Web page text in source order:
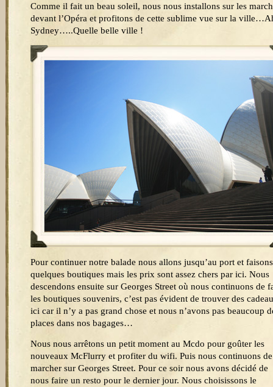
Comme il fait un beau soleil, nous nous installons sur les
devant l’Opéra et profitons de cette sublime vue sur la
Sydney…..Quelle belle ville !
Pour continuer notre balade nous allons jusqu’au port et faisons
quelques boutiques mais les prix sont assez chers par ici. Nous
descendons ensuite sur Georges Street où nous continuons de
les boutiques souvenirs, c’est pas évident de trouver des
ici car il n’y a pas grand chose et nous n’avons pas beaucoup
places dans nos bagages…
Nous nous arrêtons un petit moment au Mcdo pour goûter les
nouveaux McFlurry et profiter du wifi. Puis nous continuons de
marcher sur Georges Street. Pour ce soir nous avons décidé de
nous faire un resto pour le dernier jour. Nous choisissons le